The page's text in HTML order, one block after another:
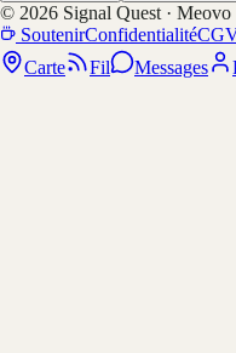
© 2026 Signal Quest · Meovo
SoutenirConfidentialité
Carte
Fil Messages